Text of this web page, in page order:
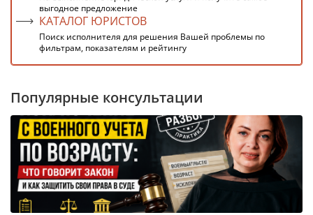
выгодное предложение
КАТАЛОГ ЮРИСТОВ
Поиск исполнителя для решения Вашей проблемы по
фильтрам, показателям и рейтингу
Популярные консультации